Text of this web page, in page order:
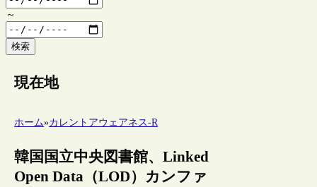
～
検索
現在地
ホーム»カレントアウェアネス-R
韓国国立中央図書館、Linked
Open Data（LOD）カンファ